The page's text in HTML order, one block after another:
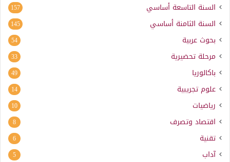
السنة التاسعة أساسي 157
السنة الثامنة أساسي 145
بحوث عربية 54
مرحلة تحضيرية 33
باكالوريا 49
علوم تجريبية 14
رياضيات 10
اقتصاد وتصرف 8
تقنية 6
آداب 5